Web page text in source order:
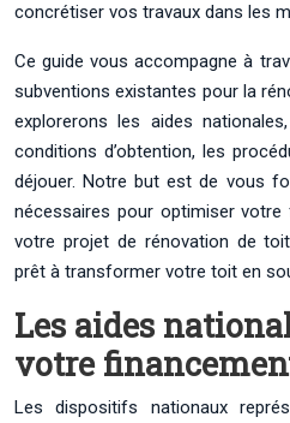
concrétiser vos travaux dans les
Ce guide vous accompagne à
subventions existantes pour la
explorerons les aides
conditions d’obtention, les
déjouer. Notre but est de vous
nécessaires pour optimiser
votre projet de rénovation de
prêt à transformer votre toit en
Les aides
votre
Les dispositifs nationaux